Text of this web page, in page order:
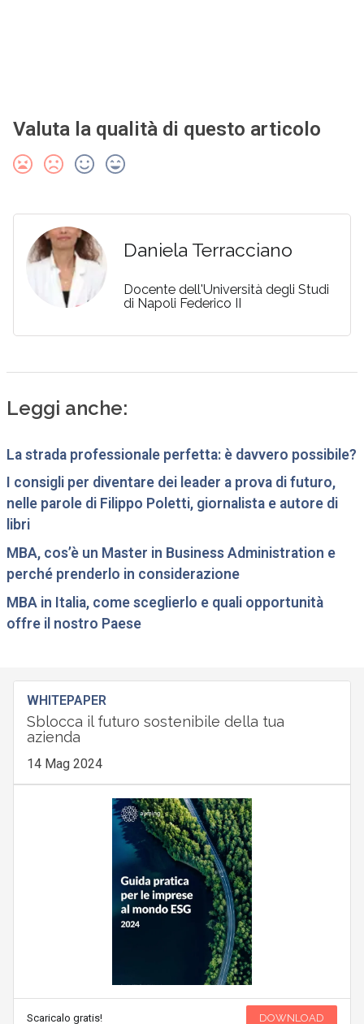
Valuta la qualità di questo articolo
Daniela Terracciano
Docente dell'Università degli Studi
di Napoli Federico II
Leggi anche:
La strada professionale perfetta: è davvero possibile?
I consigli per diventare dei leader a prova di futuro,
nelle parole di Filippo Poletti, giornalista e autore di
libri
MBA, cos’è un Master in Business Administration e
perché prenderlo in considerazione
MBA in Italia, come sceglierlo e quali opportunità
offre il nostro Paese
WHITEPAPER
Sblocca il futuro sostenibile della tua
azienda
14 Mag 2024
Scaricalo gratis! DOWNLOAD